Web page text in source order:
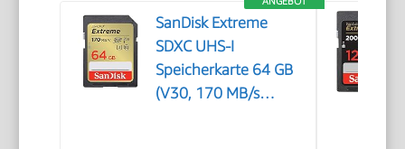
SanDisk Extreme
SDXC UHS-I
Speicherkarte 64 GB
(V30, 170 MB/s